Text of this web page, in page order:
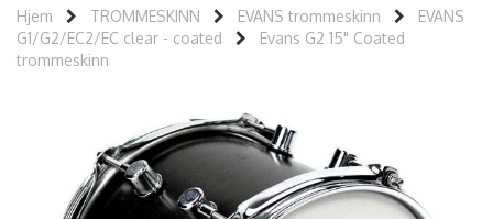
Hjem TROMMESKINN EVANS trommeskinn
EVANS
G1/G2/EC2/EC clear - coated
Evans G2 15" Coated
trommeskinn